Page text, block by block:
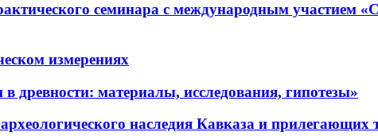
семинара с международным
измерениях
материалы, исследования, гипотезы»
наследия Кавказа и